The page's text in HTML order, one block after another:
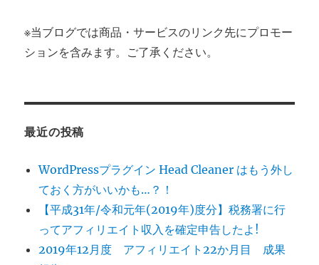
※当ブログでは商品・サービスのリンク先にプロモー
ションを含みます。ご了承ください。
最近の投稿
WordPressプラグイン Head Cleaner はもう外し
ておく方がいいかも…？！
【平成31年/令和元年(2019年)度分】税務署に行
ってアフィリエイト収入を確定申告したよ!
2019年12月度 アフィリエイト22か月目 成果